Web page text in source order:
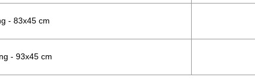
- 83x45 cm
- 93x45 cm